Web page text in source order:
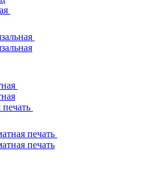
печать
печать